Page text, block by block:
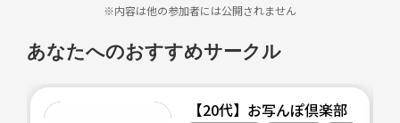
※内容は他の参加者には公開されません
あなたへのおすすめサークル
【20代】お写んぽ倶楽部